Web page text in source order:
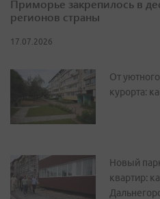
Приморье закрепилось в
регионов страны
17.07.2026
От
курорта:
Новый
квартир: